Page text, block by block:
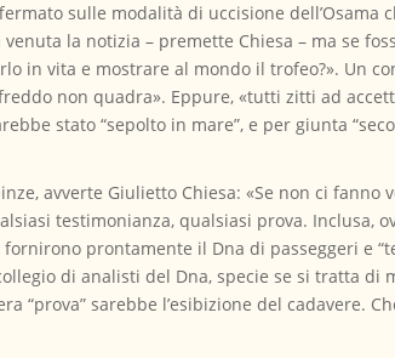
sulle modalità di uccisione
venuta la notizia – premette Chiesa – ma se
in vita e mostrare al mondo il trofeo?». Un
non quadra». Eppure, «tutti zitti ad
stato “sepolto in mare”, e per giunta
avverte Giulietto Chiesa: «Se non ci
testimonianza, qualsiasi prova. Inclusa,
fornirono prontamente il Dna di passeggeri e
di analisti del Dna, specie se si tratta di
“prova” sarebbe l’esibizione del cadavere.